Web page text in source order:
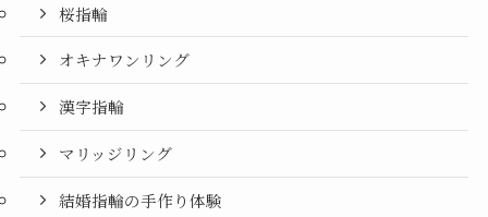
桜指輪
オキナワンリング
漢字指輪
マリッジリング
結婚指輪の手作り体験